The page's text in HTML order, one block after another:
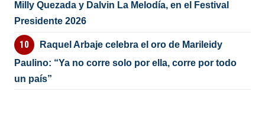
Milly Quezada y Dalvin La Melodía, en el Festival
Presidente 2026
Raquel Arbaje celebra el oro de Marileidy
Paulino: “Ya no corre solo por ella, corre por todo
un país”